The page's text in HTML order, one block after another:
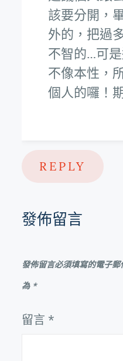
該要分開，
外的，把過
不智的…可
不像本性，
個人的囉！
REPLY
發佈留言
發佈留言必須填寫的電子郵
為 *
留言 *